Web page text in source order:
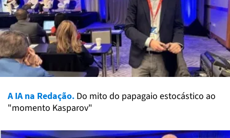
A IA na Redação. Do mito do papagaio estocástico ao
"momento Kasparov"